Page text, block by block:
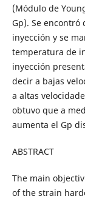
(Módulo de
Gp). Se
inyección y se
temperatura de
inyección
decir a bajas
a altas
obtuvo que a
aumenta el Gp
ABSTRACT
The main
of the strain